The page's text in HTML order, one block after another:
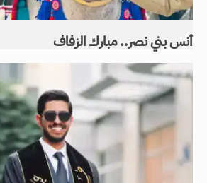
أنس بني نصر.. مبارك الزفاف